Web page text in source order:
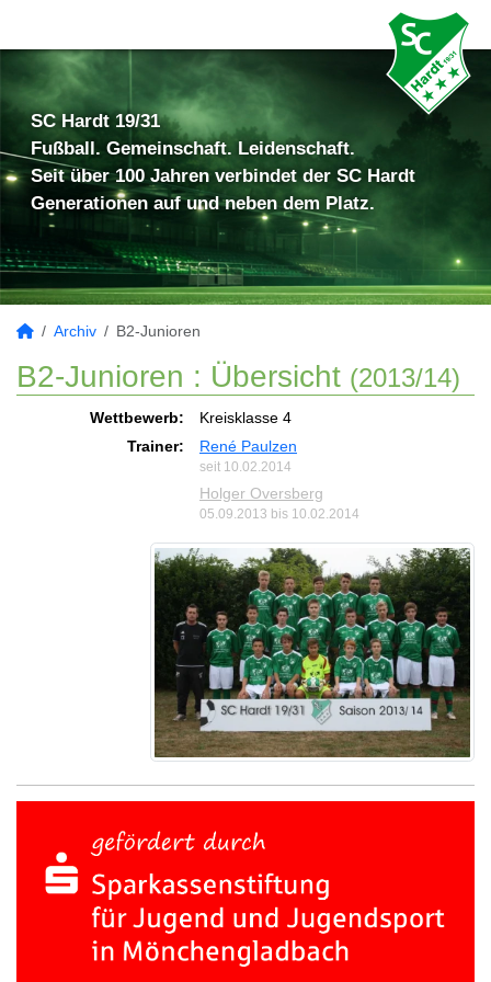
SC Hardt 19/31
Fußball. Gemeinschaft. Leidenschaft.
Seit über 100 Jahren verbindet der SC Hardt
Generationen auf und neben dem Platz.
Archiv B2-Junioren
B2-Junioren : Übersicht (2013/14)
Wettbewerb:
Kreisklasse 4
Trainer:
René Paulzen
seit 10.02.2014
Holger Oversberg
05.09.2013 bis 10.02.2014